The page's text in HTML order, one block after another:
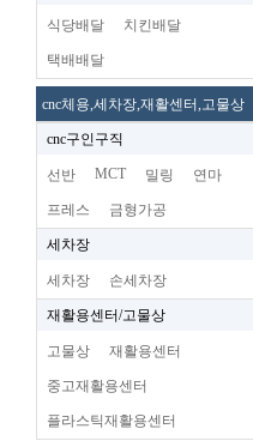
식당배달 치킨배달
택배배달
cnc체용,세차장,재활센터,고물상
cnc구인구직
선반 MCT 밀링 연마
프레스 금형가공
세차장
세차장 손세차장
재활용센터/고물상
고물상 재활용센터
중고재활용센터
플라스틱재활용센터